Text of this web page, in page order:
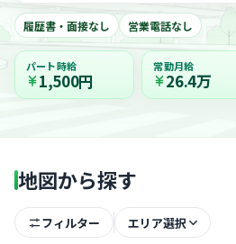
履歴書・面接なし 営業電話なし
パート時給
1,500円
常勤月給
26.4万
地図から探す
フィルター エリア選択